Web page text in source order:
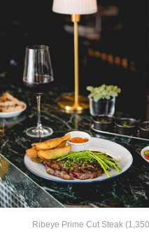
Ribeye Prime Cut Steak